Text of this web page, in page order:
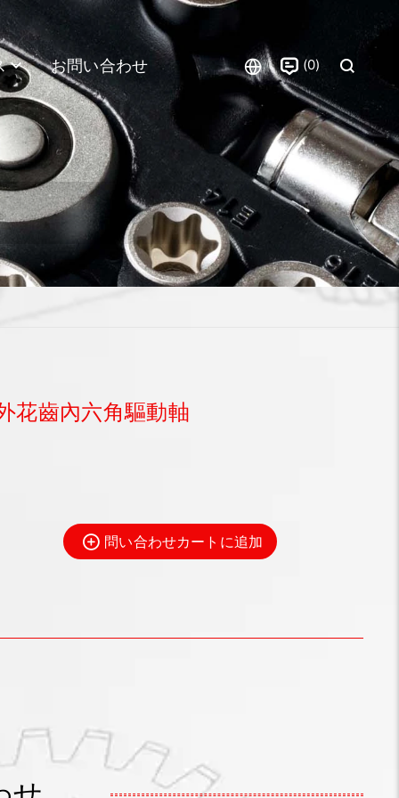
お問い合わせ 0
花齒內六角驅動軸
問い合わせカートに追加